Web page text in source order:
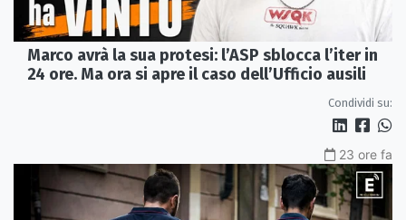
Marco avrà la sua protesi: l’ASP sblocca l’iter in
24 ore. Ma ora si apre il caso dell’Ufficio ausili
Condividi su:
23 ore fa